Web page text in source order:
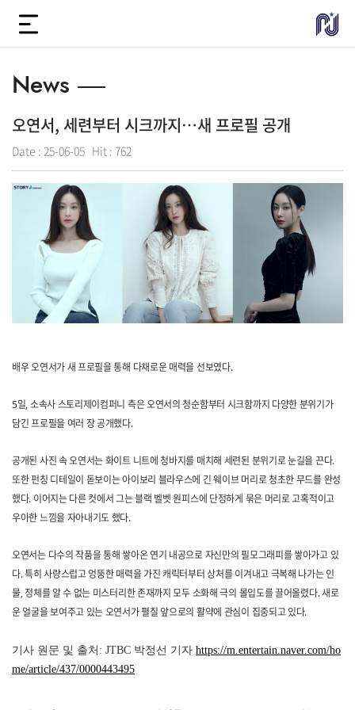
News
오연서, 세련부터 시크까지…새 프로필 공개
Date : 25-06-05 Hit : 762
배우 오연서가 새 프로필을 통해 다채로운 매력을 선보였다.
5일, 소속사 스토리제이컴퍼니 측은 오연서의 청순함부터 시크함까지 다양한 분위기가
담긴 프로필을 여러 장 공개했다.
공개된 사진 속 오연서는 화이트 니트에 청바지를 매치해 세련된 분위기로 눈길을 끈다.
또한 펀칭 디테일이 돋보이는 아이보리 블라우스에 긴 웨이브 머리로 청초한 무드를 완성
했다. 이어지는 다른 컷에서 그는 블랙 벨벳 원피스에 단정하게 묶은 머리로 고혹적이고
우아한 느낌을 자아내기도 했다.
오연서는 다수의 작품을 통해 쌓아온 연기 내공으로 자신만의 필모그래피를 쌓아가고 있
다. 특히 사랑스럽고 엉뚱한 매력을 가진 캐릭터부터 상처를 이겨내고 극복해 나가는 인
물, 정체를 알 수 없는 미스터리한 존재까지 모두 소화해 극의 몰입도를 끌어올렸다. 새로
운 얼굴을 보여주고 있는 오연서가 펼칠 앞으로의 활약에 관심이 집중되고 있다.
기사 원문 및 출처: JTBC 박정선 기자 https://m.entertain.naver.com/ho
me/article/437/0000443495